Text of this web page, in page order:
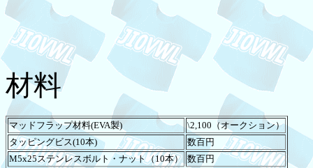
材料
マッドフラップ材料(EVA製)
\2,100（オークション）
タッピングビス(10本)
数百円
M5x25ステンレスボルト・ナット（10本） 数百円